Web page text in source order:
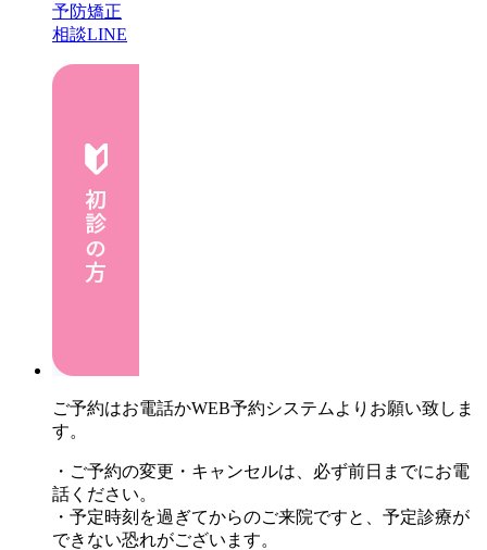
予防矯正
相談LINE
ご予約はお電話かWEB予約システムよりお願い致しま
す。
・ご予約の変更・キャンセルは、必ず前日までにお電
話ください。
・予定時刻を過ぎてからのご来院ですと、予定診療が
できない恐れがございます。